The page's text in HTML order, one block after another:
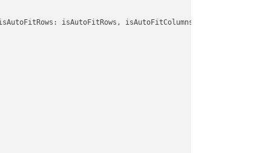
isAutoFitRows, isAutoFitColumns: